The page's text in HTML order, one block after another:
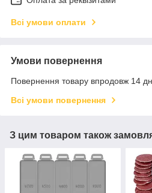
Всі умови оплати
Умови повернення
Повернення товару впродовж 14
Всі умови повернення
З цим товаром також